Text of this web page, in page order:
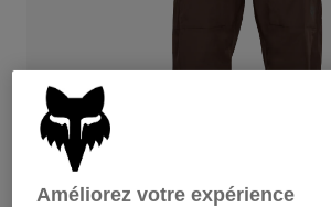
Shorts
Gants
Vestes
Protections
Voir tout
Femme
Chaussettes
Voir tout
Améliorez votre expérience